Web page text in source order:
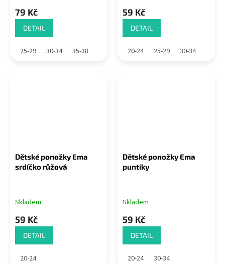
79 Kč
DETAIL
25-29 30-34 35-38
59 Kč
DETAIL
20-24 25-29 30-34
Dětské ponožky Ema
srdíčko růžová
Skladem
59 Kč
DETAIL
20-24
Dětské ponožky Ema
puntíky
Skladem
59 Kč
DETAIL
20-24 30-34